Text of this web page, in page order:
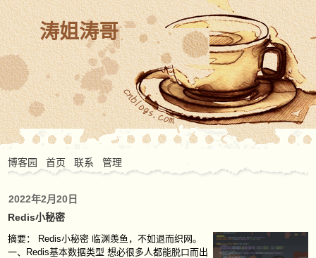
涛姐涛哥
博客园 首页 联系 管理
2022年2月20日
Redis小秘密
摘要：
Redis小秘密 临渊羡鱼，不如退而织网。
一、Redis基本数据类型 想必很多人都能脱口而出